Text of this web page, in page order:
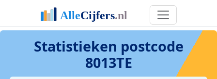
Statistieken postcode
8013TE